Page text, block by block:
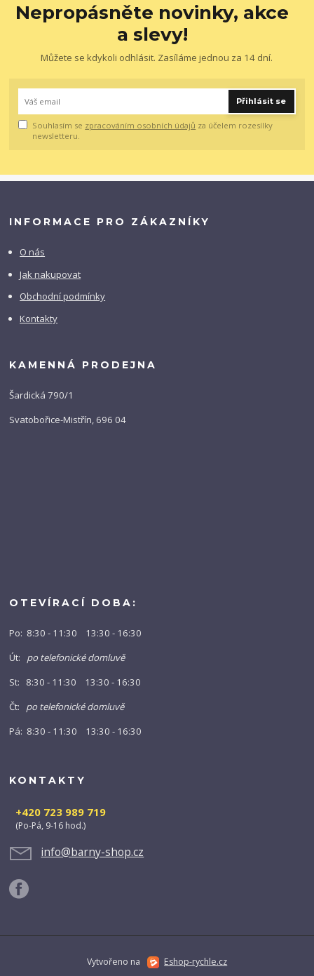
Nepropásněte novinky, akce
a slevy!
Můžete se kdykoli odhlásit. Zasíláme jednou za 14 dní.
Přihlásit se
Souhlasím se zpracováním osobních údajů za účelem rozesílky
newsletteru.
INFORMACE PRO ZÁKAZNÍKY
O nás
Jak nakupovat
Obchodní podmínky
Kontakty
KAMENNÁ PRODEJNA
Šardická 790/1
Svatobořice-Mistřín, 696 04
OTEVÍRACÍ DOBA:
Po: 8:30 - 11:30 13:30 - 16:30
Út: po telefonické domluvě
St: 8:30 - 11:30 13:30 - 16:30
Čt: po telefonické domluvě
Pá: 8:30 - 11:30 13:30 - 16:30
KONTAKTY
+420 723 989 719
(Po-Pá, 9-16 hod.)
info@barny-shop.cz
Vytvořeno na Eshop-rychle.cz